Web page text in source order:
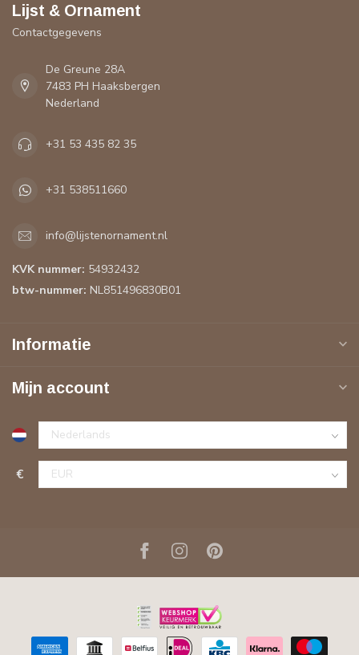
Lijst & Ornament
Contactgegevens
De Greune 28A
7483 PH Haaksbergen
Nederland
+31 53 435 82 35
+31 538511660
info@lijstenornament.nl
KVK nummer: 54932432
btw-nummer: NL851496830B01
Informatie
Mijn account
€